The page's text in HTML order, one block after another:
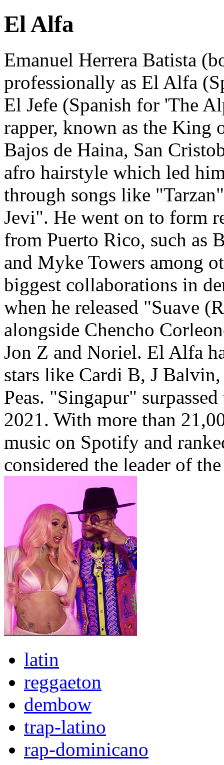
El Alfa
Emanuel Herrera Batista
professionally as El Alfa
El Jefe (Spanish for 'The
rapper, known as the King
Bajos de Haina, San
afro hairstyle which led
through songs like
Jevi". He went on to form
from Puerto Rico, such as
and Myke Towers among
biggest collaborations in
when he released "Suave
alongside Chencho
Jon Z and Noriel. El Alfa
stars like Cardi B, J
Peas. "Singapur"
2021. With more than
music on Spotify and
considered the leader of
latin
reggaeton
dembow
trap-latino
rap-dominicano